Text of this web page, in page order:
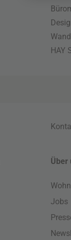
HAY
Über
Jobs